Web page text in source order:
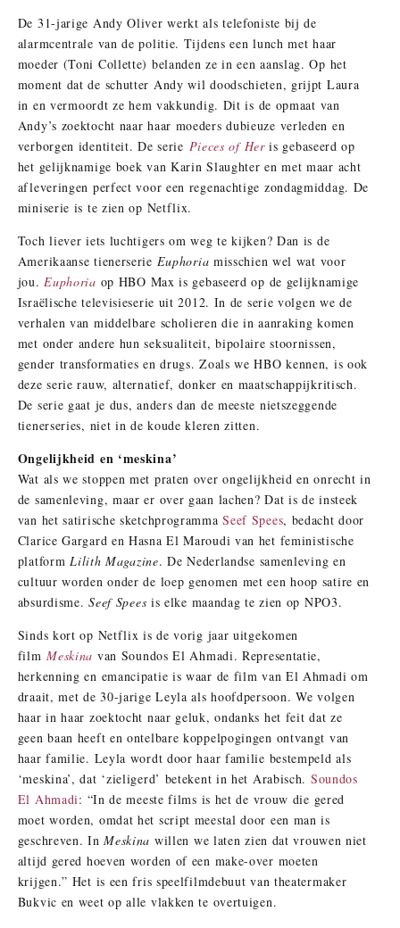
De 31-jarige Andy Oliver werkt als telefoniste bij de
alarmcentrale van de politie. Tijdens een lunch met haar
moeder (Toni Collette) belanden ze in een aanslag. Op het
moment dat de schutter Andy wil doodschieten, grijpt Laura
in en vermoordt ze hem vakkundig. Dit is de opmaat van
Andy’s zoektocht naar haar moeders dubieuze verleden en
verborgen identiteit. De serie Pieces of Heris gebaseerd op
het gelijknamige boek van Karin Slaughter en met maar acht
afleveringen perfect voor een regenachtige zondagmiddag. De
miniserie is te zien op Netflix.
Toch liever iets luchtigers om weg te kijken? Dan is de
Amerikaanse tienerserie Euphoria misschien wel wat voor
jou.Euphoria op HBO Max is gebaseerd op de gelijknamige
Israëlische televisieserie uit 2012. In de serie volgen we de
verhalen van middelbare scholieren die in aanraking komen
met onder andere hun seksualiteit, bipolaire stoornissen,
gender transformaties en drugs. Zoals we HBO kennen, is ook
deze serie rauw, alternatief, donker en maatschappijkritisch.
De serie gaat je dus, anders dan de meeste nietszeggende
tienerseries, niet in de koude kleren zitten.
Ongelijkheid en ‘meskina’
Wat als we stoppen met praten over ongelijkheid en onrecht in
de samenleving, maar er over gaan lachen? Dat is de insteek
van het satirische sketchprogrammaSeef Spees, bedacht door
Clarice Gargard en Hasna El Maroudi van het feministische
platformLilith Magazine. De Nederlandse samenleving en
cultuur worden onder de loep genomen met een hoop satire en
absurdisme.Seef Spees is elke maandag te zien op NPO3.
Sinds kort op Netflix is de vorig jaar uitgekomen
filmMeskina van Soundos El Ahmadi. Representatie,
herkenning en emancipatie is waar de film van El Ahmadi om
draait, met de 30-jarige Leyla als hoofdpersoon. We volgen
haar in haar zoektocht naar geluk, ondanks het feit dat ze
geen baan heeft en ontelbare koppelpogingen ontvangt van
haar familie. Leyla wordt door haar familie bestempeld als
‘meskina’, dat ‘zieligerd’ betekent in het Arabisch. Soundos
El Ahmadi: “In de meeste films is het de vrouw die gered
moet worden, omdat het script meestal door een man is
geschreven. InMeskina willen we laten zien dat vrouwen niet
altijd gered hoeven worden of een make-over moeten
krijgen.” Het is een fris speelfilmdebuut van theatermaker
Bukvic en weet op alle vlakken te overtuigen.